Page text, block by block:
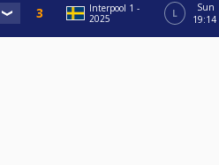
Interpool 1 -
2025
L
Sun
19:14